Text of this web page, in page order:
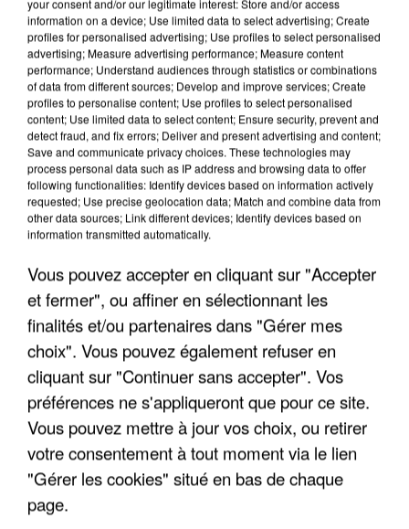
APRÈS TOUTES CES CANICULES, LES REFUGES
DE FAUNE SAUVAGE SONT...
your consent and/or our legitimate interest: Store and/or access
information on a device; Use limited data to select advertising; Create
profiles for personalised advertising; Use profiles to select personalised
advertising; Measure advertising performance; Measure content
performance; Understand audiences through statistics or combinations
of data from different sources; Develop and improve services; Create
profiles to personalise content; Use profiles to select personalised
content; Use limited data to select content; Ensure security, prevent and
detect fraud, and fix errors; Deliver and present advertising and content;
Save and communicate privacy choices. These technologies may
process personal data such as IP address and browsing data to offer
following functionalities: Identify devices based on information actively
requested; Use precise geolocation data; Match and combine data from
other data sources; Link different devices; Identify devices based on
information transmitted automatically.
Vous pouvez accepter en cliquant sur "Accepter
et fermer", ou affiner en sélectionnant les
finalités et/ou partenaires dans "Gérer mes
choix". Vous pouvez également refuser en
cliquant sur "Continuer sans accepter". Vos
préférences ne s'appliqueront que pour ce site.
Vous pouvez mettre à jour vos choix, ou retirer
votre consentement à tout moment via le lien
"Gérer les cookies" situé en bas de chaque
page.